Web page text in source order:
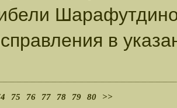
в
75 76 77 78 79 80 >>